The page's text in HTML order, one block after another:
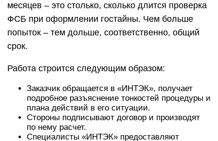
месяцев – это столько, сколько длится проверка
ФСБ при оформлении гостайны. Чем больше
попыток – тем дольше, соответственно, общий
срок.
Работа строится следующим образом:
Заказчик обращается в «ИНТЭК», получает
подробное разъяснение тонкостей процедуры и
плана действий в его ситуации.
Стороны подписывают договор и производят
по нему расчет.
Специалисты «ИНТЭК» предоставляют